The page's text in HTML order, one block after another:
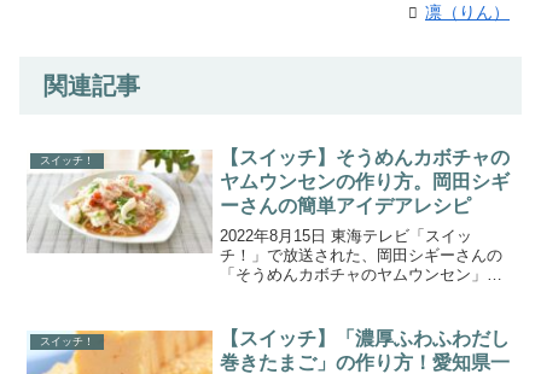
凛（りん）
関連記事
スイッチ！
【スイッチ】そうめんカボチャの
ヤムウンセンの作り方。岡田シギ
ーさんの簡単アイデアレシピ
2022年8月15日 東海テレビ「スイッ
チ！」で放送された、岡田シギーさんの
「そうめんカボチャのヤムウンセン」の
食材を爆買い！？産直食材を使って、岡
崎市の話題のシェ...
スイッチ！
【スイッチ】「濃厚ふわふわだし
巻きたまご」の作り方！愛知県一